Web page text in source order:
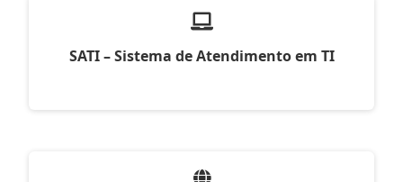
SATI – Sistema de Atendimento em TI